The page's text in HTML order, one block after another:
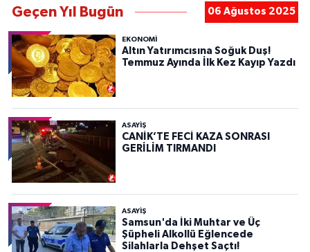
Geçen Yıl Bugün 06 Ağustos 2025
EKONOMİ
Altın Yatırımcısına Soğuk Duş!
Temmuz Ayında İlk Kez Kayıp Yazdı
ASAYIŞ
CANİK’TE FECİ KAZA SONRASI
GERİLİM TIRMANDI
ASAYIŞ
Samsun'da İki Muhtar ve Üç
Şüpheli Alkollü Eğlencede
Silahlarla Dehşet Saçtı!